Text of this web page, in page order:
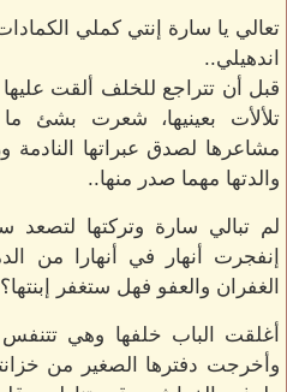
تعالي يا سارة إنتي كملي
اندهيلي..
قبل أن تتراجع للخلف ألقت
تلألأت بعينيها، شعرت بشئ
مشاعرها لصدق عبراتها النادمة
والدتها مهما صدر منها..
لم تبالي سارة وتركتها لتصعد
إنفجرت أنهار في أنهارا من
الغفران والعفو فهل ستغفر
أغلقت الباب خلفها وهي
وأخرجت دفترها الصغير من